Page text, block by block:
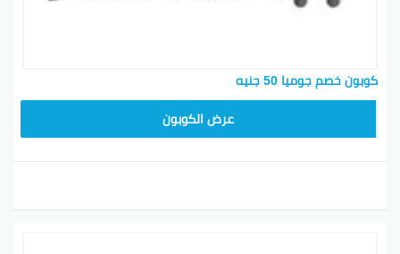
كوبون خصم جوميا 50 جنيه
عرض الكوبون